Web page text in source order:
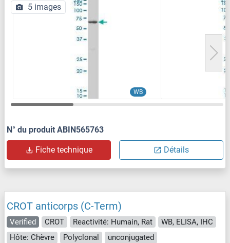
WB
5 images
N° du produit ABIN565763
Fiche technique Détails
CROT anticorps (C-Term)
Verified CROT Reactivité: Humain, Rat
WB, ELISA, IHC
Hôte: Chèvre
Polyclonal unconjugated